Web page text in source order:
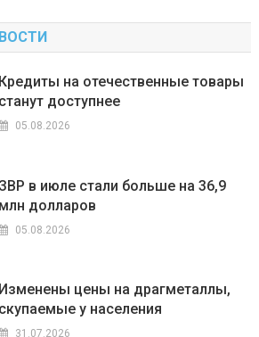
Кредиты на отечественные товары
станут доступнее
05.08.2026
ЗВР в июле стали больше на 36,9
млн долларов
05.08.2026
Изменены цены на драгметаллы,
скупаемые у населения
31.07.2026